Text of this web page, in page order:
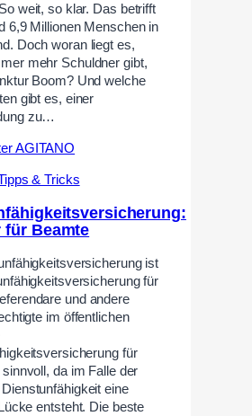
weit, so klar. Das betrifft
6,9 Millionen Menschen in
Doch woran liegt es,
mehr Schuldner gibt,
Boom? Und welche
gibt es, einer
zu…
& Tricks
für Beamte
ist
für
und andere
im öffentlichen
für
da im Falle der
eine
entsteht. Die beste